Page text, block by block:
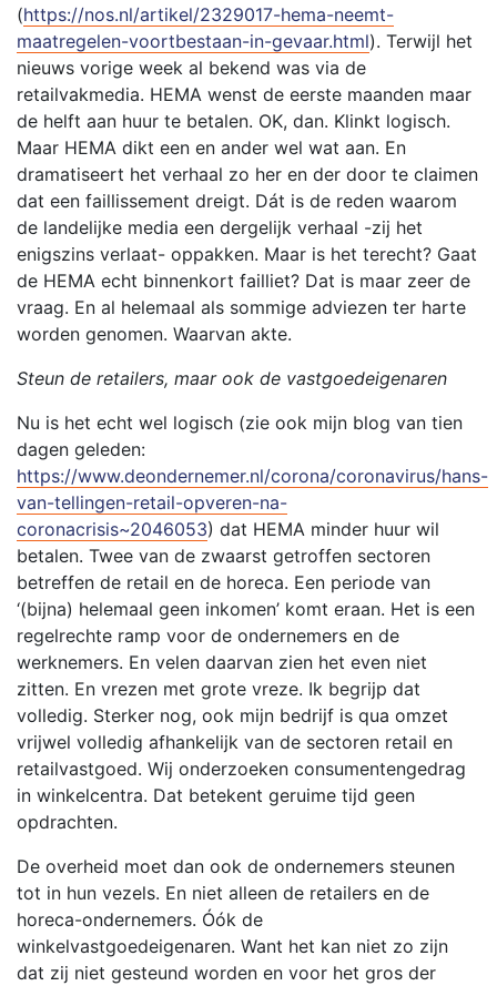
(https://nos.nl/artikel/2329017-hema-neemt-
maatregelen-voortbestaan-in-gevaar.html). Terwijl het
nieuws vorige week al bekend was via de
retailvakmedia. HEMA wenst de eerste maanden maar
de helft aan huur te betalen. OK, dan. Klinkt logisch.
Maar HEMA dikt een en ander wel wat aan. En
dramatiseert het verhaal zo her en der door te claimen
dat een faillissement dreigt. Dát is de reden waarom
de landelijke media een dergelijk verhaal -zij het
enigszins verlaat- oppakken. Maar is het terecht? Gaat
de HEMA echt binnenkort failliet? Dat is maar zeer de
vraag. En al helemaal als sommige adviezen ter harte
worden genomen. Waarvan akte.
Steun de retailers, maar ook de vastgoedeigenaren
Nu is het echt wel logisch (zie ook mijn blog van tien
dagen geleden:
https://www.deondernemer.nl/corona/coronavirus/hans-
van-tellingen-retail-opveren-na-
coronacrisis~2046053) dat HEMA minder huur wil
betalen. Twee van de zwaarst getroffen sectoren
betreffen de retail en de horeca. Een periode van
‘(bijna) helemaal geen inkomen’ komt eraan. Het is een
regelrechte ramp voor de ondernemers en de
werknemers. En velen daarvan zien het even niet
zitten. En vrezen met grote vreze. Ik begrijp dat
volledig. Sterker nog, ook mijn bedrijf is qua omzet
vrijwel volledig afhankelijk van de sectoren retail en
retailvastgoed. Wij onderzoeken consumentengedrag
in winkelcentra. Dat betekent geruime tijd geen
opdrachten.
De overheid moet dan ook de ondernemers steunen
tot in hun vezels. En niet alleen de retailers en de
horeca-ondernemers. Óók de
winkelvastgoedeigenaren. Want het kan niet zo zijn
dat zij niet gesteund worden en voor het gros der